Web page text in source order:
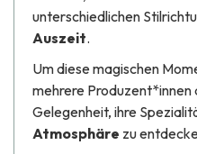
unterschiedlichen
Auszeit.
Um diese magischen
mehrere Produzent*innen
Gelegenheit, ihre
Atmosphäre zu